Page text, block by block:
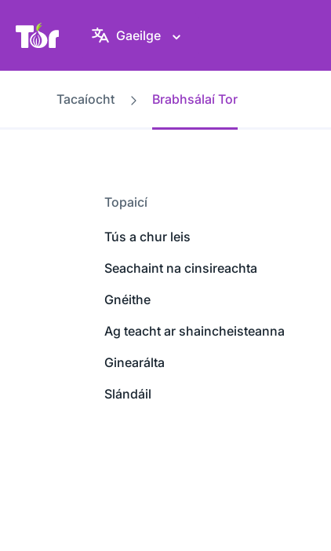
Suíomh Gréasáin Thionscadal Tor
Gaeilge
Tacaíocht Brabhsálaí Tor
Topaicí
Tús a chur leis
Seachaint na cinsireachta
Gnéithe
Ag teacht ar shaincheisteanna
Ginearálta
Slándáil